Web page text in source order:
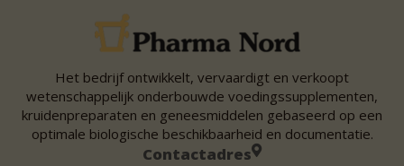
Het bedrijf ontwikkelt, vervaardigt en verkoopt
wetenschappelijk onderbouwde voedingssupplementen,
kruidenpreparaten en geneesmiddelen gebaseerd op een
optimale biologische beschikbaarheid en documentatie.
Contactadres